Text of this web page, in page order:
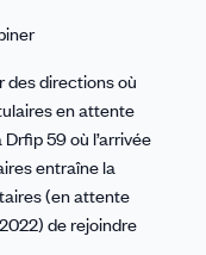
des directions où
en attente
59 où l’arrivée
entraîne la
(en attente
de rejoindre